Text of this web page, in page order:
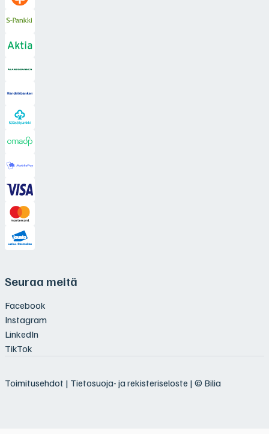
Seuraa meitä
Facebook
Instagram
LinkedIn
TikTok
Toimitusehdot | Tietosuoja- ja rekisteriseloste | © Bilia